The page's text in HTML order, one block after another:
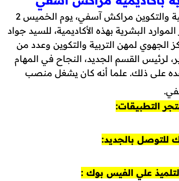
سلم السيد مولاي أحمد الكريمي، مدير الأكاديمية الجهوية للتربية والتكوين مراكش آسفي، يوم الخميس 2
الموارد البشرية بهذه الأكاديمية، للسيد جواد
الجهوي لمهن التربية والتكوين وعدد من
لرئيس القسم الجديد، النجاح في المهام
على ذلك. علما أنه كان يشغل منصب
التطبيقات:
بالجديد:
علي الفيس بوك :